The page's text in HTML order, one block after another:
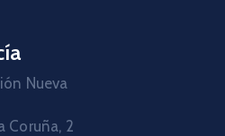
Nueva
Coruña, 2